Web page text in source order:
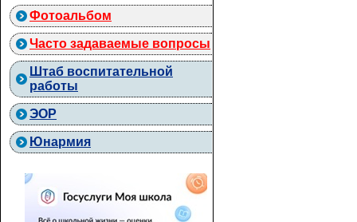
Фотоальбом
Часто задаваемые вопросы
Штаб воспитательной
работы
ЭОР
Юнармия